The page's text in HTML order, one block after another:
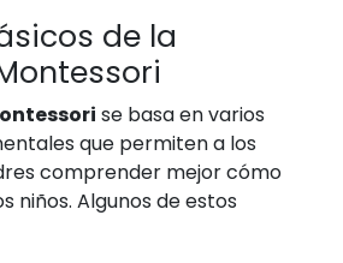
de la
se basa en varios
que permiten a los
comprender mejor cómo
niños. Algunos de estos